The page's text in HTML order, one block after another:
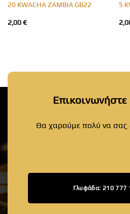
20 KWACHA ZAMBIA GB22
2,00€
5
Επικοινωνήστε
Θα χαρούμε πολύ να σας
Γλυφάδα: 210 777